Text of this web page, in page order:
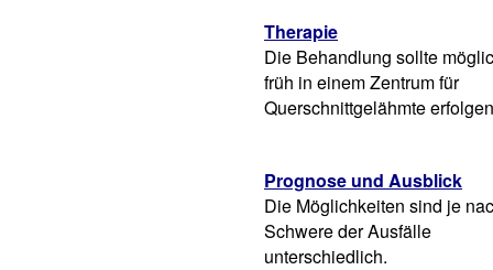
Therapie
Die Behandlung sollte
früh in einem Zentrum für
Querschnittgelähmte
Prognose und Ausblick
Die Möglichkeiten sind je
Schwere der Ausfälle
unterschiedlich.